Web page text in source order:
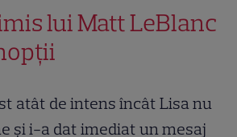
lui Matt LeBlanc
atât de intens încât Lisa nu
și i-a dat imediat un mesaj